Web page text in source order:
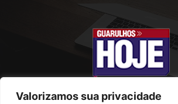
Valorizamos sua privacidade